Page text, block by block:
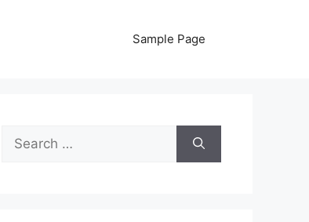
Sample Page
Search
for: